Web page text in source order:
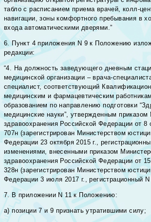
табло с расписанием приема врачей, колл-
навигации, зоны комфортного пребывания в
входа автоматическими дверями.”
6. Пункт 4 приложения N 9 к Положению
редакции:
“4. На должность заведующего дневным
медицинской организации – врача-
специалист, соответствующий
медицинским и фармацевтическим
образованием по направлению подготовки
медицинские науки”, утвержденным приказом
здравоохранения Российской Федерации от 8
707н (зарегистрирован Министерством
Федерации 23 октября 2015 г.,
изменениями, внесенными приказом
здравоохранения Российской Федерации от
328н (зарегистрирован Министерством
Федерации 3 июля 2017 г., регистрационный N
7. В приложении N 11 к Положению:
а) позиции 7 и 9 признать утратившими силу;